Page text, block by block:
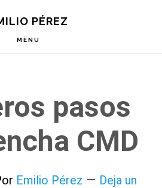
PÉREZ
MENU
pasos
CMD
Emilio Pérez
Deja un